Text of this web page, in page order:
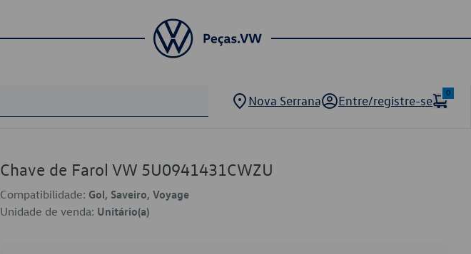
Nova Serrana Entre/registre-se
0
Chave de Farol VW 5U0941431CWZU
Compatibilidade: Gol, Saveiro, Voyage
Unidade de venda: Unitário(a)